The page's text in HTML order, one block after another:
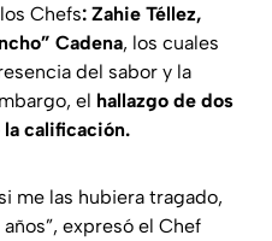
Chefs: Zahie Téllez,
Cadena, los cuales
del sabor y la
el hallazgo de dos
calificación.
me las hubiera tragado,
expresó el Chef